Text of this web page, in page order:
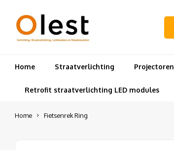
Home Straatverlichting Projectoren
Retrofit straatverlichting LED modules
Home Fietsenrek Ring